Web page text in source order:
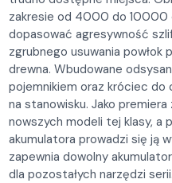
zakresie od 4000 do 10000
dopasować agresywność
zgrubnego usuwania powłok
drewna. Wbudowane
pojemnikiem oraz króciec
na stanowisku. Jako
nowszych modeli tej klasy, a
akumulatora prowadzi się ją
zapewnia dowolny
dla pozostałych narzędzi serii.